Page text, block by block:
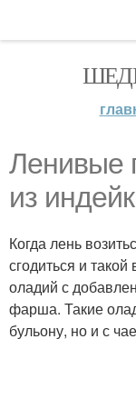
Ленивые
из
Когда лень
сгодиться и
оладий с
фарша. Такие
бульону, но и с